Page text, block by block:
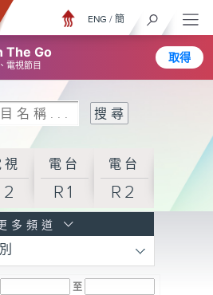
The Go
電視節目
取得
ENG / 簡
視 電台
R1
電台
R2
電台
多頻道
至